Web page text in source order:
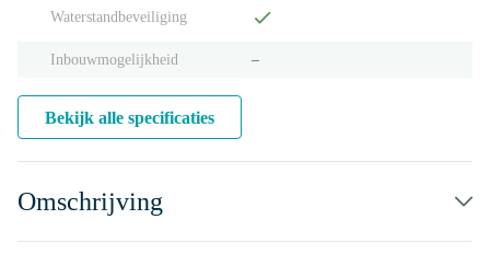
Waterstandbeveiliging
Inbouwmogelijkheid ‒
Bekijk alle specificaties
Omschrijving